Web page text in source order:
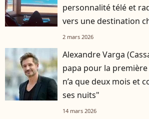
personnalité télé et
vers une destination
2 mars 2026
Alexandre Varga
papa pour la première
n’a que deux mois et
ses nuits"
14 mars 2026